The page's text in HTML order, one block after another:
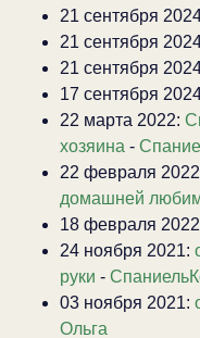
21 сентября
21 сентября
21 сентября
17 сентября
22 марта 2022:
хозяина -
22 февраля
домашней
18 февраля
24 ноября 2021:
руки -
03 ноября 2021:
Ольга